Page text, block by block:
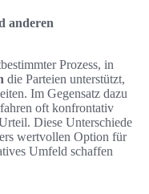
anderen
Prozess, in
die Parteien unterstützt,
Im Gegensatz dazu
oft konfrontativ
Diese Unterschiede
wertvollen Option für
Umfeld schaffen